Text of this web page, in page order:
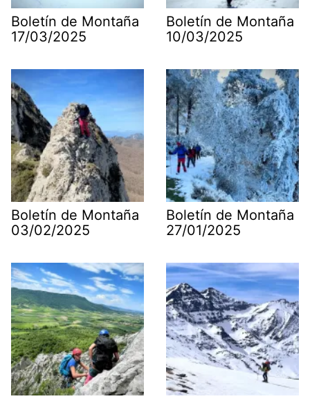
Boletín de Montaña
17/03/2025
Boletín de Montaña
10/03/2025
Boletín de Montaña
03/02/2025
Boletín de Montaña
27/01/2025